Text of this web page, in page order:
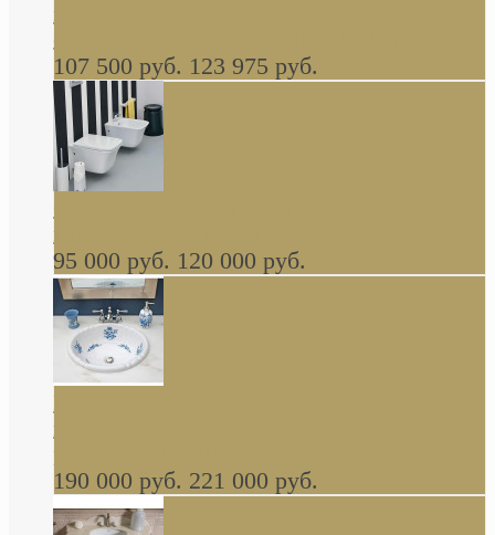
керамическая мойка 1160 x 510 мм белая,
серая, черная, бежевая В НАЛИЧИИ
107 500 руб. 123 975 руб.
навесное КОМПЛЕКТ
95 000 руб. 120 000 руб.
Decorated Bathroom раковина овальная
встраиваемая для ванной с рисунком синяя
роза В НАЛИЧИИ
190 000 руб. 221 000 руб.